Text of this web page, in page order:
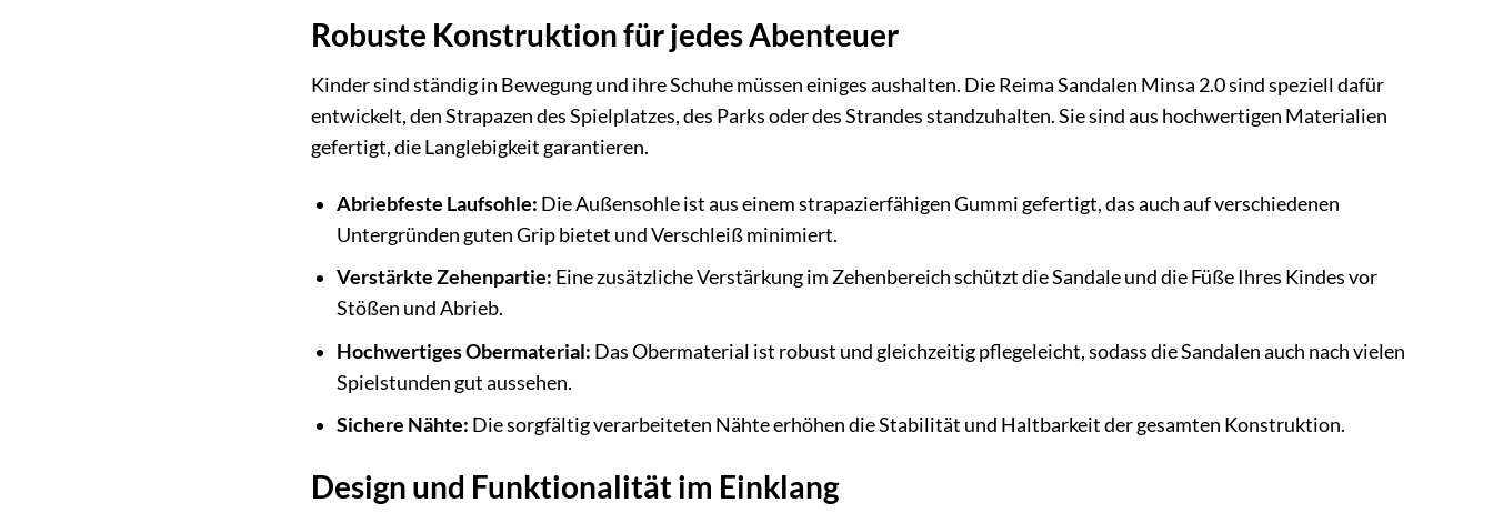
Robuste Konstruktion für jedes Abenteuer
Kinder sind ständig in Bewegung und ihre Schuhe müssen einiges aushalten. Die Reima Sandalen Minsa 2.0 sind speziell dafür
entwickelt, den Strapazen des Spielplatzes, des Parks oder des Strandes standzuhalten. Sie sind aus hochwertigen Materialien
gefertigt, die Langlebigkeit garantieren.
Abriebfeste Laufsohle: Die Außensohle ist aus einem strapazierfähigen Gummi gefertigt, das auch auf verschiedenen
Untergründen guten Grip bietet und Verschleiß minimiert.
Verstärkte Zehenpartie: Eine zusätzliche Verstärkung im Zehenbereich schützt die Sandale und die Füße Ihres Kindes vor
Stößen und Abrieb.
Hochwertiges Obermaterial: Das Obermaterial ist robust und gleichzeitig pflegeleicht, sodass die Sandalen auch nach vielen
Spielstunden gut aussehen.
Sichere Nähte: Die sorgfältig verarbeiteten Nähte erhöhen die Stabilität und Haltbarkeit der gesamten Konstruktion.
Design und Funktionalität im Einklang